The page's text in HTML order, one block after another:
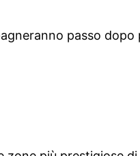
passo